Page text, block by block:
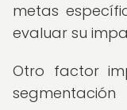
metas
evaluar su
Otro factor